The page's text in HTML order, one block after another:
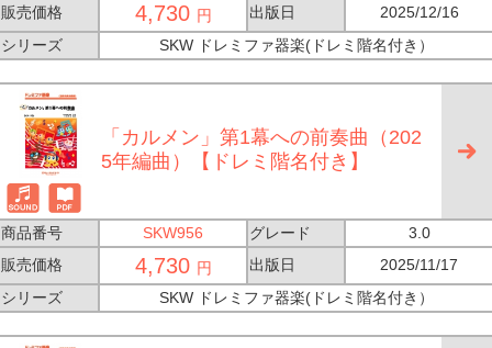
販売価格
4,730 円 出版日
2025/12/16
シリーズ
SKW ドレミファ器楽(ドレミ階名付き）
「カルメン」第1幕への前奏曲（202
5年編曲）【ドレミ階名付き】
商品番号 SKW956 グレード
3.0
販売価格
4,730 円 出版日
2025/11/17
シリーズ
SKW ドレミファ器楽(ドレミ階名付き）